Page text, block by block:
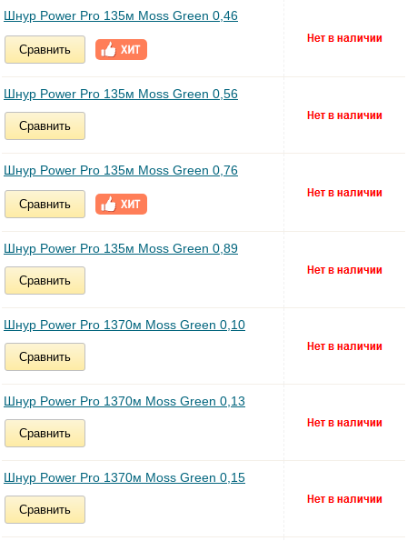
Шнур Power Pro 135м Moss Green 0,46
Сравнить
Шнур Power Pro 135м Moss Green 0,56
Сравнить
Шнур Power Pro 135м Moss Green 0,76
Сравнить
Шнур Power Pro 135м Moss Green 0,89
Сравнить
Шнур Power Pro 1370м Moss Green 0,10
Сравнить
Шнур Power Pro 1370м Moss Green 0,13
Сравнить
Шнур Power Pro 1370м Moss Green 0,15
Сравнить